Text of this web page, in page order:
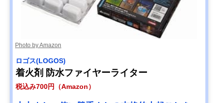
Photo by Amazon
ロゴス(LOGOS)
着火剤 防水ファイヤーライター
税込み700円（Amazon）